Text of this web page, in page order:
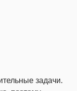
задачи.